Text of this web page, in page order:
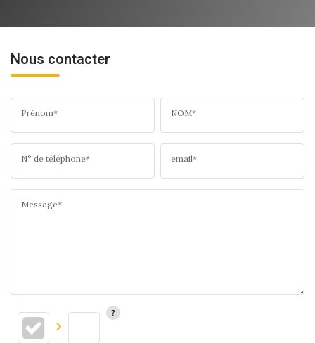
Nous contacter
Prénom* NOM*
N° de téléphone* email*
Message*